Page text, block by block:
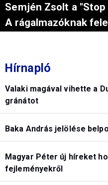
Semjén Zsolt a
A rágalmazóknak
Hírnapló
Valaki magával vihette a
gránátot
Baka András jelölése
Magyar Péter új híreket
fejleményekről